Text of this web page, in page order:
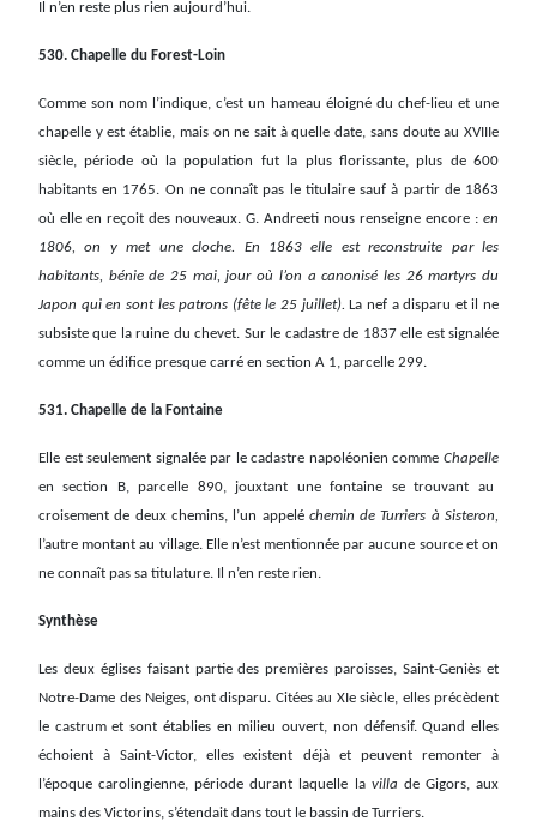
Il n’en reste plus rien aujourd’hui.
530. Chapelle du Forest-Loin
Comme son nom l’indique, c’est un hameau éloigné du chef-lieu et une
chapelle y est établie, mais on ne sait à quelle date, sans doute au XVIIIe
siècle, période où la population fut la plus florissante, plus de 600
habitants en 1765. On ne connaît pas le titulaire sauf à partir de 1863
où elle en reçoit des nouveaux. G. Andreeti nous renseigne encore : en
1806, on y met une cloche. En 1863 elle est reconstruite par les
habitants, bénie de 25 mai, jour où l’on a canonisé les 26 martyrs du
Japon qui en sont les patrons (fête le 25 juillet). La nef a disparu et il ne
subsiste que la ruine du chevet. Sur le cadastre de 1837 elle est signalée
comme un édifice presque carré en section A 1, parcelle 299.
531. Chapelle de la Fontaine
Elle est seulement signalée par le cadastre napoléonien comme Chapelle
en section B, parcelle 890, jouxtant une fontaine se trouvant au
croisement de deux chemins, l’un appelé chemin de Turriers à Sisteron,
l’autre montant au village. Elle n’est mentionnée par aucune source et on
ne connaît pas sa titulature. Il n’en reste rien.
Synthèse
Les deux églises faisant partie des premières paroisses, Saint-Geniès et
Notre-Dame des Neiges, ont disparu. Citées au XIe siècle, elles précèdent
le castrum et sont établies en milieu ouvert, non défensif. Quand elles
échoient à Saint-Victor, elles existent déjà et peuvent remonter à
l’époque carolingienne, période durant laquelle la villa de Gigors, aux
mains des Victorins, s’étendait dans tout le bassin de Turriers.